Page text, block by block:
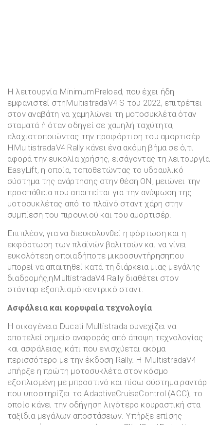
Η λειτουργία MinimumPreload, που έχει ήδη
εμφανιστεί στηMultistradaV4 S του 2022, επιτρέπει
στον αναβάτη να χαμηλώνει τη μοτοσυκλέτα όταν
σταματά ή όταν οδηγεί σε χαμηλή ταχύτητα,
ελαχιστοποιώντας την προφόρτιση του αμορτισέρ.
ΗMultistradaV4 Rally κάνει ένα ακόμη βήμα σε ό,τι
αφορά την ευκολία χρήσης, εισάγοντας τη λειτουργία
EasyLift, η οποία, τοποθετώντας το υδραυλικό
σύστημα της ανάρτησης στην θέση ON, μειώνει την
προσπάθεια που απαιτείται για την ανύψωση της
μοτοσυκλέτας από το πλαϊνό σταντ χάρη στην
συμπίεση του πιρουνιού και του αμορτισέρ.
Επιπλέον, για να διευκολυνθεί η φόρτωση και η
εκφόρτωση των πλαϊνών βαλιτσών και να γίνει
ευκολότερη οποιαδήποτε μικροσυντήρησηπου
μπορεί να απαιτηθεί κατά τη διάρκεια μιας μεγάλης
διαδρομής,ηMultistradaV4 Rally διαθέτει στον
στάνταρ εξοπλισμό κεντρικό σταντ.
Ασφάλεια και κορυφαία τεχνολογία
Η οικογένεια Ducati Multistrada συνεχίζει να
αποτελεί σημείο αναφοράς από άποψη τεχνολογίας
και ασφάλειας, κάτι που ενισχύεται ακόμα
περισσότερο με την έκδοση Rally. Η MultistradaV4
υπήρξε η πρώτη μοτοσυκλέτα στον κόσμο
εξοπλισμένη με μπροστινό και πίσω σύστημα ραντάρ
που υποστηρίζει το AdaptiveCruiseControl (ACC), το
οποίο κάνει την οδήγηση λιγότερο κουραστική στα
ταξίδια μεγάλων αποστάσεων. Υπήρξε επίσης